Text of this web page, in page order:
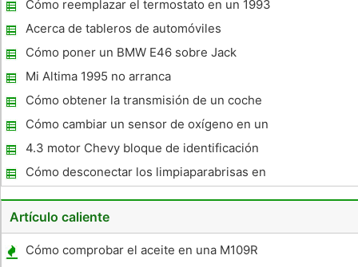
Cómo reemplazar el termostato en un 1993
Ford Escort
Acerca de tableros de automóviles
Cómo poner un BMW E46 sobre Jack
Stands
Mi Altima 1995 no arranca
Cómo obtener la transmisión de un coche
automático reemplazan
Cómo cambiar un sensor de oxígeno en un
2005 Jeep 3.7L
4.3 motor Chevy bloque de identificación
Cómo desconectar los limpiaparabrisas en
un Nissan Frontier
Artículo caliente
Cómo comprobar el aceite en una M109R